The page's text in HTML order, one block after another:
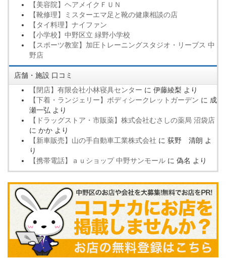
【美容院】ヘアメイクＦＵＮ
【靴修理】ミスターエマ足と靴の健康相談の店
【タイ料理】ナイファン
【小学校】中野区立 緑野小学校
【スポーツ教室】加圧トレーニングスタジオ・リーブス 中
野店
店舗・施設 口コミ
【閉店】有限会社小林寝具センター に 伊藤綾梨 より
【下着・ランジェリー】ボディシークレットガーデン に 成
瀬一弘 より
【ドラッグストア・市販薬】株式会社むさしの薬局 沼袋店
に かか より
【新車販売】山の手自動車工業株式会社 に 荻野 清朗 よ
り
【携帯電話】ａｕショップ 中野サンモール に 偽名 より